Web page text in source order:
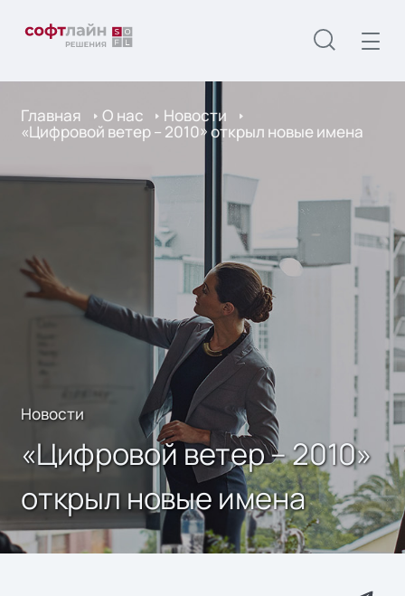
Главная О нас Новости
«Цифровой ветер – 2010» открыл новые имена
Новости
«Цифровой ветер – 2010»
открыл новые имена